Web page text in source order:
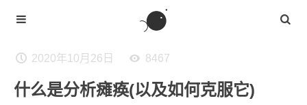
2020年10月26日 8467
什么是分析瘫痪(以及如何克服它)